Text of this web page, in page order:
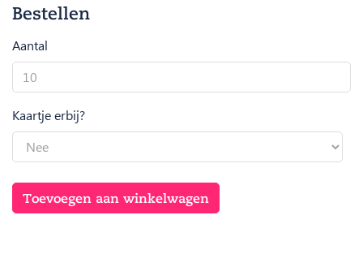
Bestellen
Aantal
Ever
Red
aantal
Kaartje erbij?
Toevoegen aan winkelwagen